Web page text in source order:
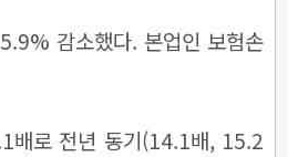
감소했다. 본업인 보험손
배로 전년 동기(14.1배, 15.2